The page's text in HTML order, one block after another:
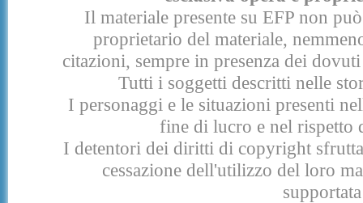
Il materiale presente su EFP non
proprietario del materiale,
citazioni, sempre in presenza dei
Tutti i soggetti descritti nelle
I personaggi e le situazioni presenti
fine di lucro e nel rispetto
I detentori dei diritti di copyright
cessazione dell'utilizzo del loro